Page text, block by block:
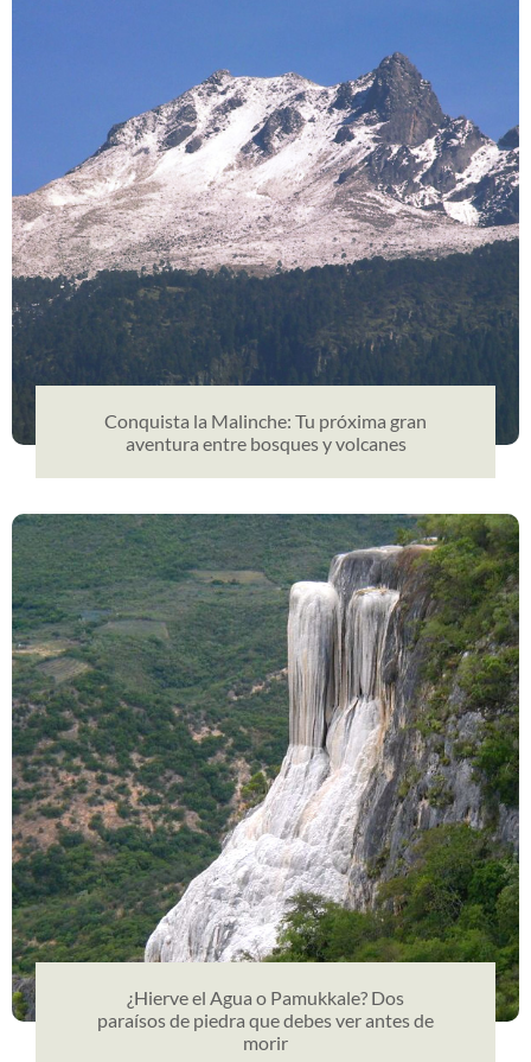
Conquista la Malinche: Tu próxima gran
aventura entre bosques y volcanes
¿Hierve el Agua o Pamukkale? Dos
paraísos de piedra que debes ver antes de
morir